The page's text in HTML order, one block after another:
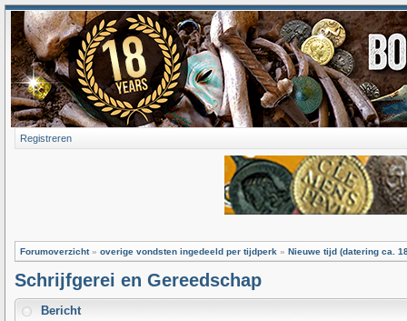
Registreren
Forumoverzicht» overige vondsten ingedeeld per tijdperk » Nieuwe tijd (datering ca.
Schrijfgerei en Gereedschap
Bericht